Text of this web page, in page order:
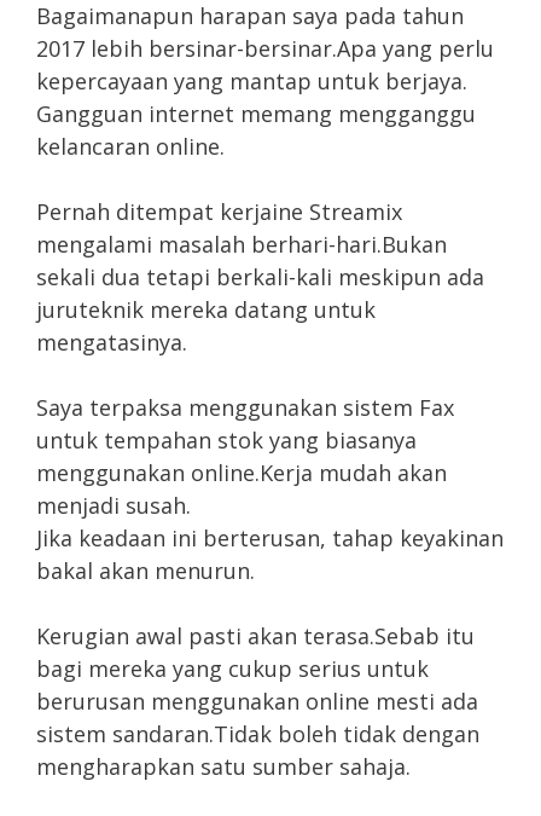
Bagaimanapun harapan saya pada tahun
2017 lebih bersinar-bersinar.Apa yang perlu
kepercayaan yang mantap untuk berjaya.
Gangguan internet memang mengganggu
kelancaran online.
Pernah ditempat kerjaine Streamix
mengalami masalah berhari-hari.Bukan
sekali dua tetapi berkali-kali meskipun ada
juruteknik mereka datang untuk
mengatasinya.
Saya terpaksa menggunakan sistem Fax
untuk tempahan stok yang biasanya
menggunakan online.Kerja mudah akan
menjadi susah.
Jika keadaan ini berterusan, tahap keyakinan
bakal akan menurun.
Kerugian awal pasti akan terasa.Sebab itu
bagi mereka yang cukup serius untuk
berurusan menggunakan online mesti ada
sistem sandaran.Tidak boleh tidak dengan
mengharapkan satu sumber sahaja.